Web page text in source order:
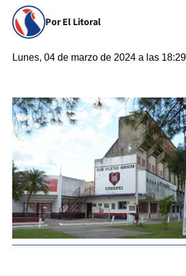
Por El Litoral
Lunes, 04 de marzo de 2024 a las 18:29